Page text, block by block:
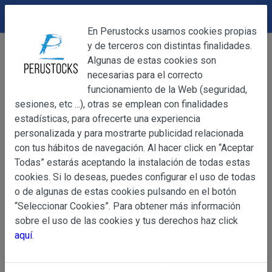
Bebidas
Refrescos en sobre
Fresco Solo Frambuesa 10g
OBJETO
Información
Básica
sobre
de Datos
OBJETO
Las presentes Condiciones Generales regulan la
web www.perustocks.es, del que es titular ALBERT
YACARINE (en adelante, PERUSTOCKS).
La adquisición de cualesquiera de los productos
DEVOLUCIONES
En Perustocks usamos cookies propias
y de terceros con distintas finalidades.
Algunas de estas cookies son
necesarias para el correcto
funcionamiento de la Web (seguridad,
sesiones, etc ...), otras se emplean con finalidades
estadísticas, para ofrecerte una experiencia
personalizada y para mostrarte publicidad relacionada
con tus hábitos de navegación. Al hacer click en “Aceptar
Todas” estarás aceptando la instalación de todas estas
cookies. Si lo deseas, puedes configurar el uso de todas
o de algunas de estas cookies pulsando en el botón
“Seleccionar Cookies”. Para obtener más información
sobre el uso de las cookies y tus derechos haz click
aquí.